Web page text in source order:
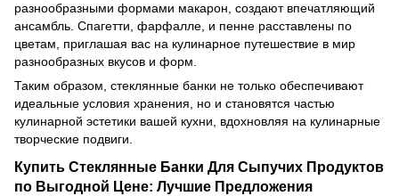
разнообразными формами макарон, создают впечатляющий
ансамбль. Спагетти, фарфалле, и пенне расставлены по
цветам, приглашая вас на кулинарное путешествие в мир
разнообразных вкусов и форм.
Таким образом, стеклянные банки не только обеспечивают
идеальные условия хранения, но и становятся частью
кулинарной эстетики вашей кухни, вдохновляя на кулинарные
творческие подвиги.
Купить Стеклянные Банки Для Сыпучих Продуктов
по Выгодной Цене: Лучшие Предложения